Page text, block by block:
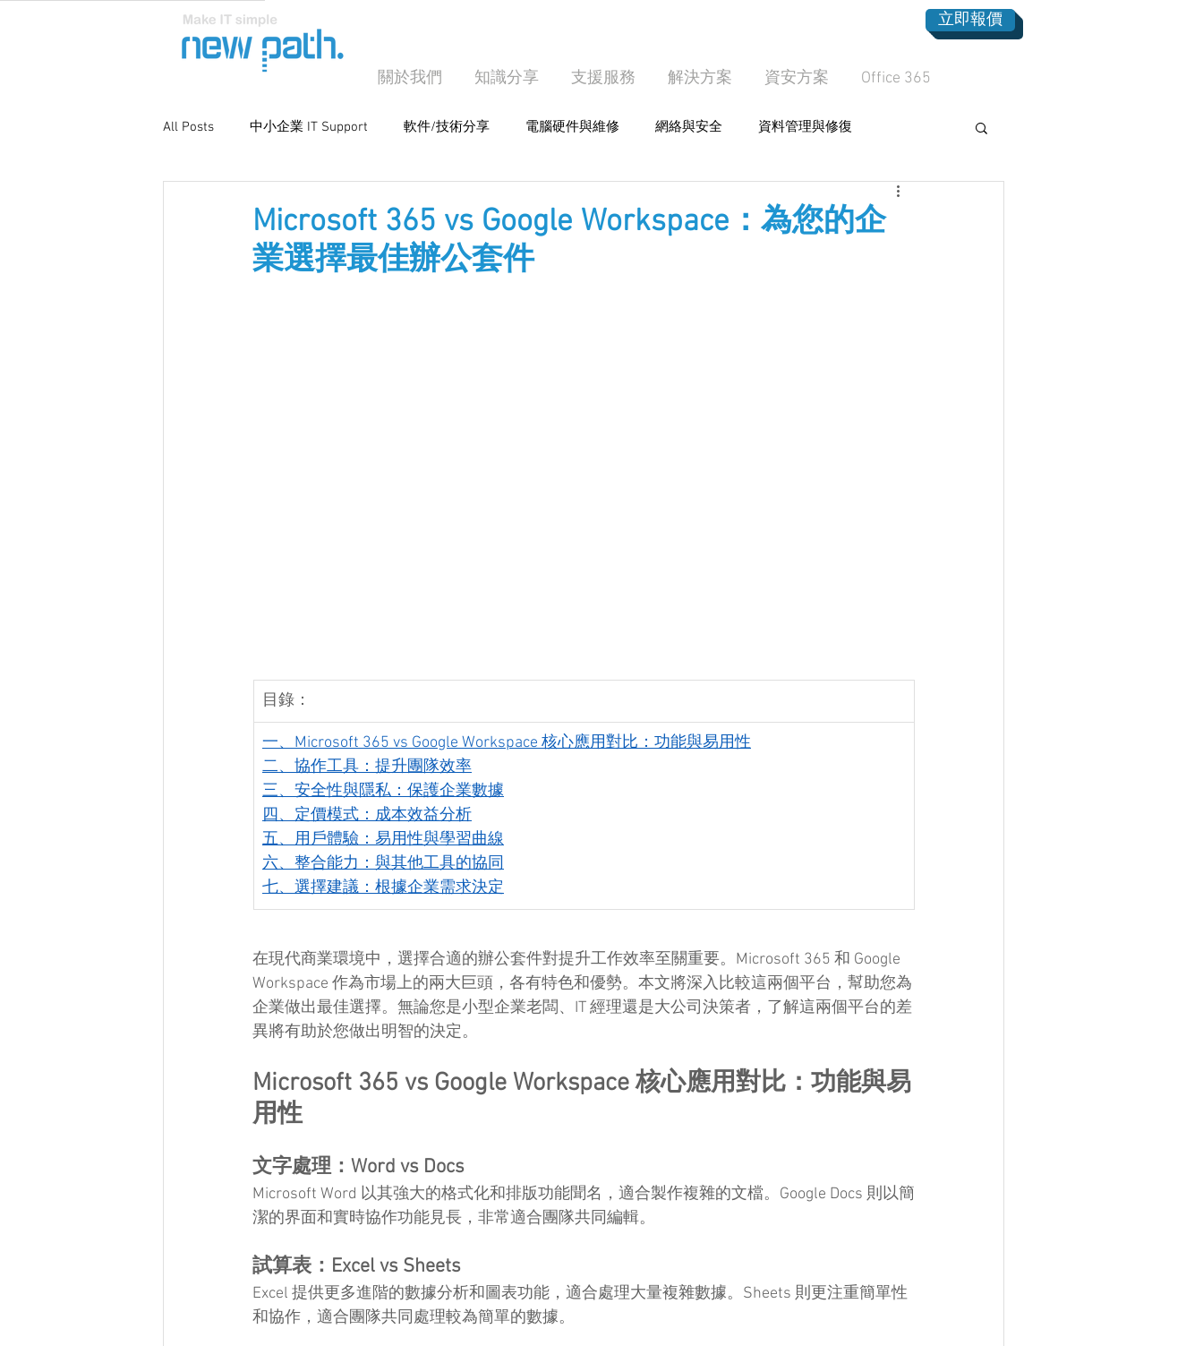
立即報價
關於我們 知識分享 支援服務 解決方案 資安方案 Office 365
All Posts 中小企業 IT Support 軟件/技術分享 電腦硬件與維修 網絡與安全 資料管理與修復
Microsoft 365 vs Google Workspace：為您的企
業選擇最佳辦公套件
目錄：
一、Microsoft 365 vs Google Workspace 核心應用對比：功能與易用性
二、協作工具：提升團隊效率
三、安全性與隱私：保護企業數據
四、定價模式：成本效益分析
五、用戶體驗：易用性與學習曲線
六、整合能力：與其他工具的協同
七、選擇建議：根據企業需求決定
在現代商業環境中，選擇合適的辦公套件對提升工作效率至關重要。Microsoft 365 和 Google
Workspace 作為市場上的兩大巨頭，各有特色和優勢。本文將深入比較這兩個平台，幫助您為
企業做出最佳選擇。無論您是小型企業老闆、IT 經理還是大公司決策者，了解這兩個平台的差
異將有助於您做出明智的決定。
Microsoft 365 vs Google Workspace 核心應用對比：功能與易
用性
文字處理：Word vs Docs
Microsoft Word 以其強大的格式化和排版功能聞名，適合製作複雜的文檔。Google Docs 則以簡
潔的界面和實時協作功能見長，非常適合團隊共同編輯。
試算表：Excel vs Sheets
Excel 提供更多進階的數據分析和圖表功能，適合處理大量複雜數據。Sheets 則更注重簡單性
和協作，適合團隊共同處理較為簡單的數據。